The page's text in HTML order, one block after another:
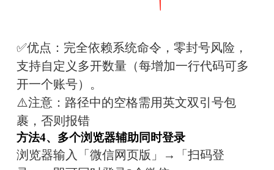
✅优点：完全依赖系统命令，零封号风险，
支持自定义多开数量（每增加一行代码可多
开一个账号）。
⚠️注意：路径中的空格需用英文双引号包
裹，否则报错
方法4、多个浏览器辅助同时登录
浏览器输入「微信网页版」→「扫码登